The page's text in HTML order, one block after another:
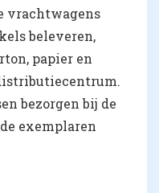
vrachtwagens
beleveren,
papier en
bezorgen bij de
exemplaren